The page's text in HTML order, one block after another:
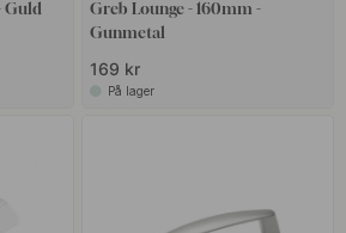
produkter af højeste kvalitet, der
Guld
Greb Lounge - 160mm -
Gunmetal
169 kr
På lager